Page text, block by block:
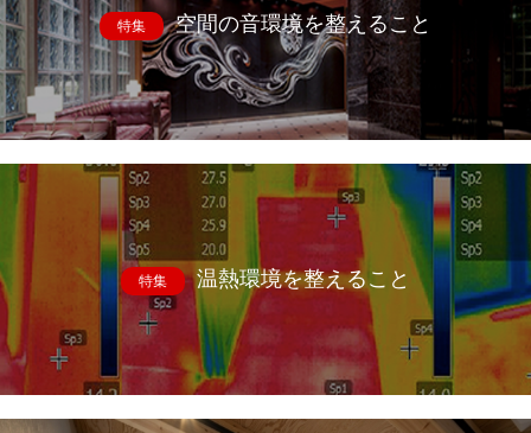
特集 空間の音環境を整えること
特集 温熱環境を整えること